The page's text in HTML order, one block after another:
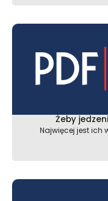
Żeby
Najwięcej jest ich